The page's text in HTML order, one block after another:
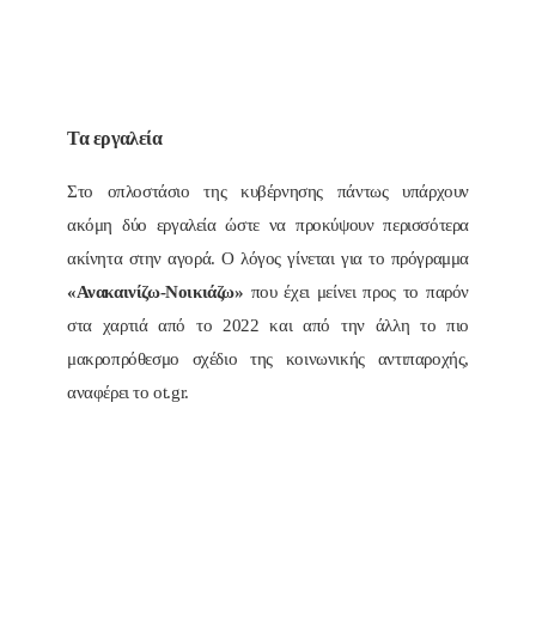
Τα εργαλεία
Στο οπλοστάσιο της κυβέρνησης πάντως υπάρχουν
ακόμη δύο εργαλεία ώστε να προκύψουν περισσότερα
ακίνητα στην αγορά. Ο λόγος γίνεται για το πρόγραμμα
«Ανακαινίζω-Νοικιάζω» που έχει μείνει προς το παρόν
στα χαρτιά από το 2022 και από την άλλη το πιο
μακροπρόθεσμο σχέδιο της κοινωνικής αντιπαροχής,
αναφέρει το ot.gr.